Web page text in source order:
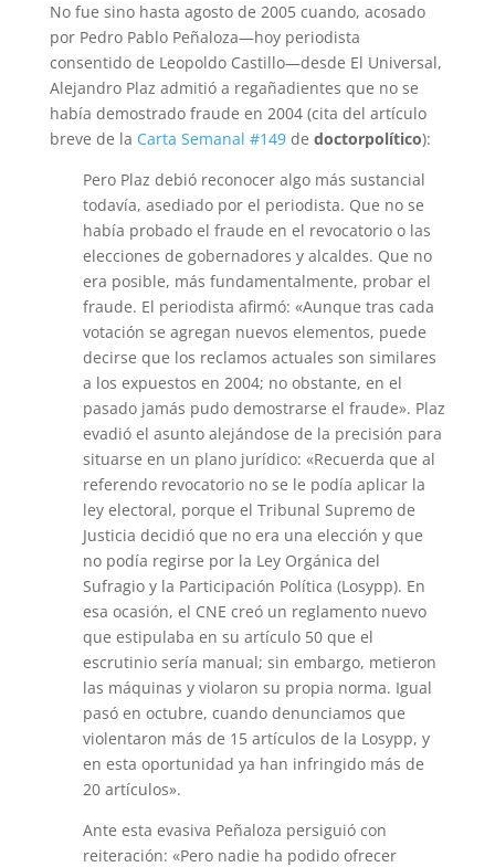
No fue sino hasta agosto de 2005 cuando, acosado
por Pedro Pablo Peñaloza—hoy periodista
consentido de Leopoldo Castillo—desde El Universal,
Alejandro Plaz admitió a regañadientes que no se
había demostrado fraude en 2004 (cita del artículo
breve de la Carta Semanal #149de doctorpolítico):
Pero Plaz debió reconocer algo más sustancial
todavía, asediado por el periodista. Que no se
había probado el fraude en el revocatorio o las
elecciones de gobernadores y alcaldes. Que no
era posible, más fundamentalmente, probar el
fraude. El periodista afirmó: «Aunque tras cada
votación se agregan nuevos elementos, puede
decirse que los reclamos actuales son similares
a los expuestos en 2004; no obstante, en el
pasado jamás pudo demostrarse el fraude». Plaz
evadió el asunto alejándose de la precisión para
situarse en un plano jurídico: «Recuerda que al
referendo revocatorio no se le podía aplicar la
ley electoral, porque el Tribunal Supremo de
Justicia decidió que no era una elección y que
no podía regirse por la Ley Orgánica del
Sufragio y la Participación Política (Losypp). En
esa ocasión, el CNE creó un reglamento nuevo
que estipulaba en su artículo 50 que el
escrutinio sería manual; sin embargo, metieron
las máquinas y violaron su propia norma. Igual
pasó en octubre, cuando denunciamos que
violentaron más de 15 artículos de la Losypp, y
en esta oportunidad ya han infringido más de
20 artículos».
Ante esta evasiva Peñaloza persiguió con
reiteración: «Pero nadie ha podido ofrecer